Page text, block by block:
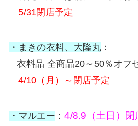
5/31閉店予定
・まきの衣料、大隆丸：
衣料品 全商品20～50％オフ
4/10（月）～閉店予定
・マルエー ： 4/8.9（土日）閉